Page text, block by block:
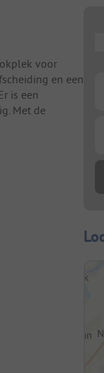
voor
en een
is een
Met de